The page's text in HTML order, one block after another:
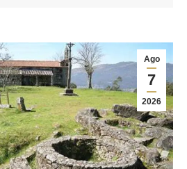
Ago
7
2026